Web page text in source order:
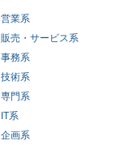
営業系
販売・サービス系
事務系
技術系
専門系
IT系
企画系